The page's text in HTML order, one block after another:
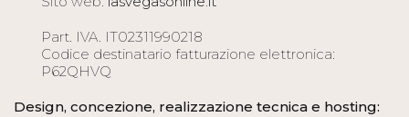
Part. IVA. IT02311990218
Codice destinatario fatturazione elettronica:
P62QHVQ
Design, concezione, realizzazione tecnica e hosting: